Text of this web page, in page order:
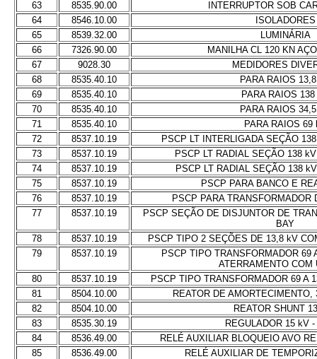
63 8535.90.00
INTERRUPTOR SOB
64
8546.10.00
ISOLADORES
65
8539.32.00
LUMINÁRIA
66
7326.90.00
MANILHA CL 120 KN
67
9028.30
MEDIDORES
68
8535.40.10
PARA RAIOS
69
8535.40.10
PARA RAIOS
70
8535.40.10
PARA RAIOS
71
8535.40.10
PARA RAIOS 69
72
8537.10.19
PSCP LT INTERLIGADA SEÇÃO
73
8537.10.19
PSCP LT RADIAL SEÇÃO 138
74
8537.10.19
PSCP LT RADIAL SEÇÃO 138
75
8537.10.19
PSCP PARA BANCO E
76
8537.10.19
PSCP PARA TRANSFORMADOR
77
8537.10.19
PSCP SEÇÃO DE DISJUNTOR DE
BAY
78
8537.10.19
PSCP TIPO 2 SEÇÕES DE 13,8 kV
79
8537.10.19
PSCP TIPO TRANSFORMADOR 69
ATERRAMENTO COM
80
8537.10.19
PSCP TIPO TRANSFORMADOR 69 A
81
8504.10.00
REATOR DE
82
8504.10.00
REATOR SHUNT
83
8535.30.19
REGULADOR 15 kV
84
8536.49.00
RELÉ AUXILIAR BLOQUEIO AVO
85
8536.49.00
RELÉ AUXILIAR DE